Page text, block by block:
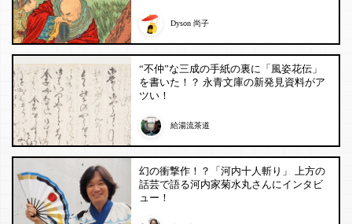
Dyson 尚子
“不仲”な三成の手紙の裏に「風姿花伝」
を書いた！？ 永青文庫の新発見資料がア
ツい！
給湯流茶道
幻の衝撃作！？「河内十人斬り」 上方の
話芸で語る河内家菊水丸さんにインタビ
ュー！